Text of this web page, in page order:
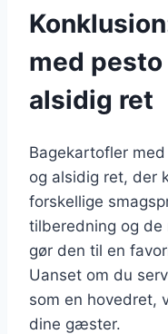
med
alsidig ret
Bagekartofler
og alsidig ret, der
forskellige
tilberedning og de
gør den til en
Uanset om du
som en hovedret,
dine gæster.